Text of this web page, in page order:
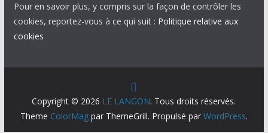
Pour en savoir plus, y compris sur la façon de contrôler les
cookies, reportez-vous à ce qui suit : Politique relative aux
cookies
Copyright © 2026 LE LANGON. Tous droits réservés.
Theme ColorMagpar ThemeGrill. Propulsé par WordPress.